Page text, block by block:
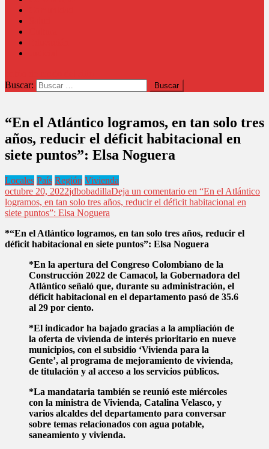
Buscar:
“En el Atlántico logramos, en tan solo tres
años, reducir el déficit habitacional en
siete puntos”: Elsa Noguera
Locales País Región Vivienda
octubre 20, 2022jdbobadillaDeja un comentario en “En el Atlántico
logramos, en tan solo tres años, reducir el déficit habitacional en
siete puntos”: Elsa Noguera
*“En el Atlántico logramos, en tan solo tres años, reducir el
déficit habitacional en siete puntos”: Elsa Noguera
*En la apertura del Congreso Colombiano de la
Construcción 2022 de Camacol, la Gobernadora del
Atlántico señaló que, durante su administración, el
déficit habitacional en el departamento pasó de 35.6
al 29 por ciento.
*El indicador ha bajado gracias a la ampliación de
la oferta de vivienda de interés prioritario en nueve
municipios, con el subsidio ‘Vivienda para la
Gente’, al programa de mejoramiento de vivienda,
de titulación y al acceso a los servicios públicos.
*La mandataria también se reunió este miércoles
con la ministra de Vivienda, Catalina Velasco, y
varios alcaldes del departamento para conversar
sobre temas relacionados con agua potable,
saneamiento y vivienda.